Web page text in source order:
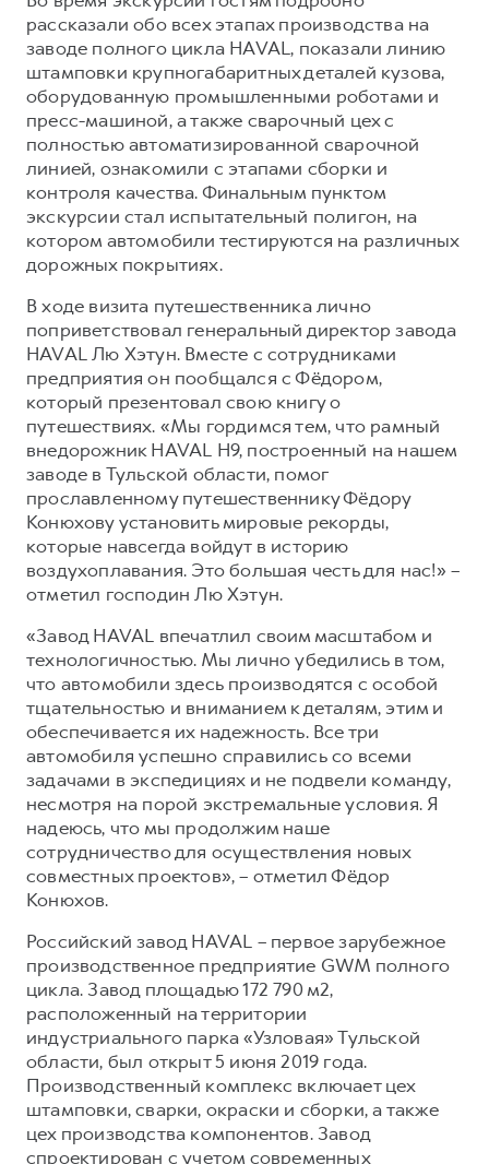
рассказали обо всех этапах производства на
заводе полного цикла HAVAL, показали линию
штамповки крупногабаритных деталей кузова,
оборудованную промышленными роботами и
пресс-машиной, а также сварочный цех с
полностью автоматизированной сварочной
линией, ознакомили с этапами сборки и
контроля качества. Финальным пунктом
экскурсии стал испытательный полигон, на
котором автомобили тестируются на различных
дорожных покрытиях.
В ходе визита путешественника лично
поприветствовал генеральный директор завода
HAVAL Лю Хэтун. Вместе с сотрудниками
предприятия он пообщался с Фёдором,
который презентовал свою книгу о
путешествиях. «Мы гордимся тем, что рамный
внедорожник HAVAL H9, построенный на нашем
заводе в Тульской области, помог
прославленному путешественнику Фёдору
Конюхову установить мировые рекорды,
которые навсегда войдут в историю
воздухоплавания. Это большая честь для нас!» –
отметил господин Лю Хэтун.
«Завод HAVAL впечатлил своим масштабом и
технологичностью. Мы лично убедились в том,
что автомобили здесь производятся с особой
тщательностью и вниманием к деталям, этим и
обеспечивается их надежность. Все три
автомобиля успешно справились со всеми
задачами в экспедициях и не подвели команду,
несмотря на порой экстремальные условия. Я
надеюсь, что мы продолжим наше
сотрудничество для осуществления новых
совместных проектов», – отметил Фёдор
Конюхов.
Российский завод HAVAL – первое зарубежное
производственное предприятие GWM полного
цикла. Завод площадью 172 790 м2,
расположенный на территории
индустриального парка «Узловая» Тульской
области, был открыт 5 июня 2019 года.
Производственный комплекс включает цех
штамповки, сварки, окраски и сборки, а также
цех производства компонентов. Завод
спроектирован с учетом современных